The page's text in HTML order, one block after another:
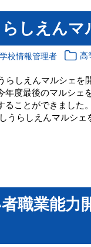
しえんマ
校情報管理者 高
らしえんマルシェ
年度最後のマルシェ
ることができました
うらしえんマルシ
者職業能